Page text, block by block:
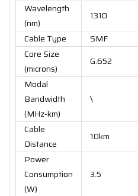
Wavelength
(nm)
1310
Cable Type
SMF
Core Size
(microns)
G.652
Modal
Bandwidth
(MHz-km)
\
Cable
Distance
10km
Power
Consumption
(W)
3.5